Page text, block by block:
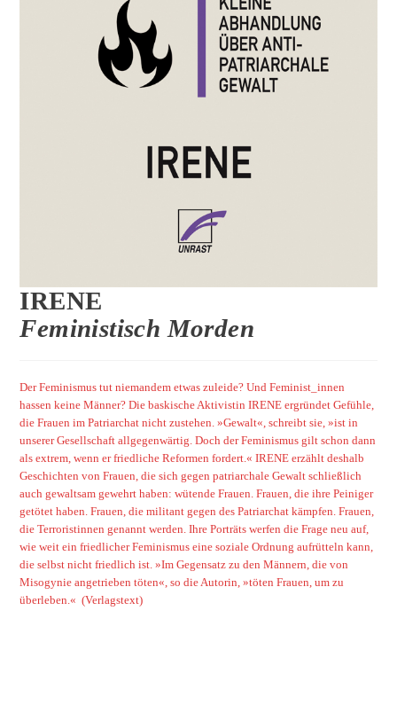
IRENE
Feministisch Morden
Der Feminismus tut niemandem etwas zuleide? Und Feminist_innen
hassen keine Männer? Die baskische Aktivistin IRENE ergründet Gefühle,
die Frauen im Patriarchat nicht zustehen. »Gewalt«, schreibt sie, »ist in
unserer Gesellschaft allgegenwärtig. Doch der Feminismus gilt schon dann
als extrem, wenn er friedliche Reformen fordert.« IRENE erzählt deshalb
Geschichten von Frauen, die sich gegen patriarchale Gewalt schließlich
auch gewaltsam gewehrt haben: wütende Frauen. Frauen, die ihre Peiniger
getötet haben. Frauen, die militant gegen des Patriarchat kämpfen. Frauen,
die Terroristinnen genannt werden. Ihre Porträts werfen die Frage neu auf,
wie weit ein friedlicher Feminismus eine soziale Ordnung aufrütteln kann,
die selbst nicht friedlich ist. »Im Gegensatz zu den Männern, die von
Misogynie angetrieben töten«, so die Autorin, »töten Frauen, um zu
überleben.« (Verlagstext)